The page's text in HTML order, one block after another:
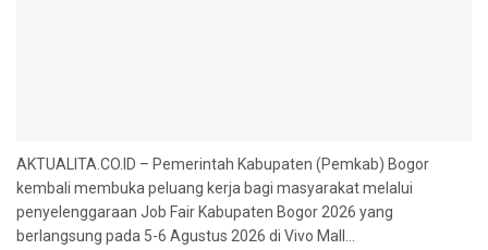
AKTUALITA.CO.ID – Pemerintah Kabupaten (Pemkab) Bogor
kembali membuka peluang kerja bagi masyarakat melalui
penyelenggaraan Job Fair Kabupaten Bogor 2026 yang
berlangsung pada 5-6 Agustus 2026 di Vivo Mall...